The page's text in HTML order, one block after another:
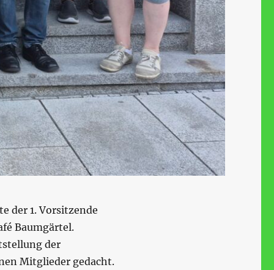
der 1. Vorsitzende
Baumgärtel.
der
Mitglieder gedacht.